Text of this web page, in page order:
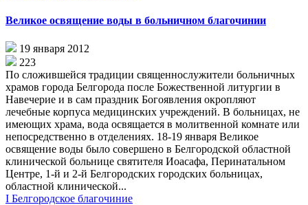
Великое освящение воды в больничном благочинии
19 января 2012
223
По сложившейся традиции священнослужители больничных
храмов города Белгорода после Божественной литургии в
Навечерие и в сам праздник Богоявления окропляют
лечебные корпуса медицинских учреждений. В больницах, не
имеющих храма, вода освящается в молитвенной комнате или
непосредственно в отделениях. 18-19 января Великое
освящение воды было совершено в Белгородской областной
клинической больнице святителя Иоасафа, Перинатальном
Центре, 1-й и 2-й Белгородских городских больницах,
областной клинической...
I Белгородское благочиние